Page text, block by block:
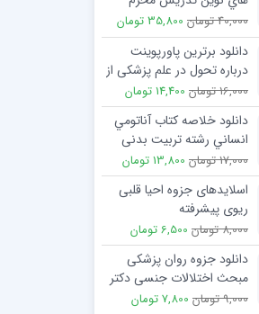
آقازاده
40,000 تومان 35,800 تومان
دانلود برترین پاورپوینت
درباره تحول در علم پزشكی از
طریق اكتشاف NIH
16,000 تومان 14,400 تومان
دانلود خلاصه کتاب آناتومي
انساني رشته تربيت بدنی
تالیف علي اصغر رواسي
17,000 تومان 13,800 تومان
اسلایدهای جزوه احیا قلبی
ریوی پیشرفته
8,000 تومان 6,500 تومان
دانلود جزوه روان پزشکی
مبحث اختلالات جنسی دکتر
خوزان
9,000 تومان 7,800 تومان